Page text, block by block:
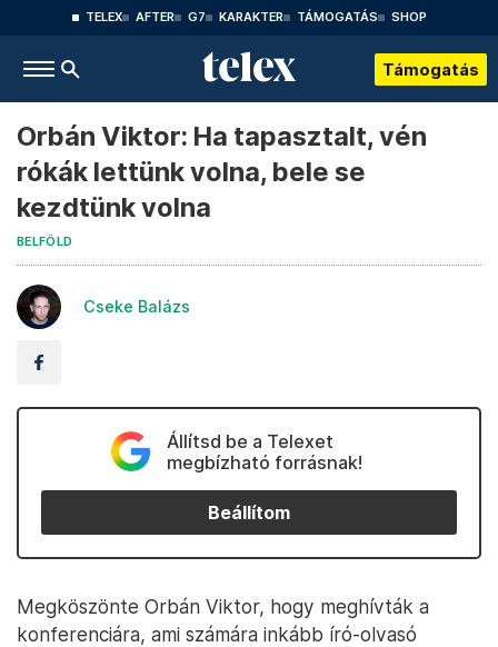
TELEX AFTER G7 KARAKTER TÁMOGATÁS SHOP
Támogatás
Orbán Viktor: Ha tapasztalt, vén
rókák lettünk volna, bele se
kezdtünk volna
BELFÖLD
Cseke Balázs
Állítsd be a Telexet
megbízható forrásnak!
Beállítom
Megköszönte Orbán Viktor, hogy meghívták a
konferenciára, ami számára inkább író-olvasó